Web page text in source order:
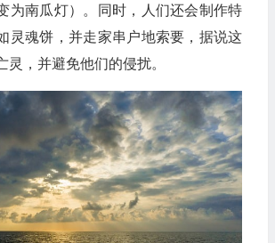
为南瓜灯）。同时，人们还会制作特
灵魂饼，并走家串户地索要，据说这
灵，并避免他们的侵扰。